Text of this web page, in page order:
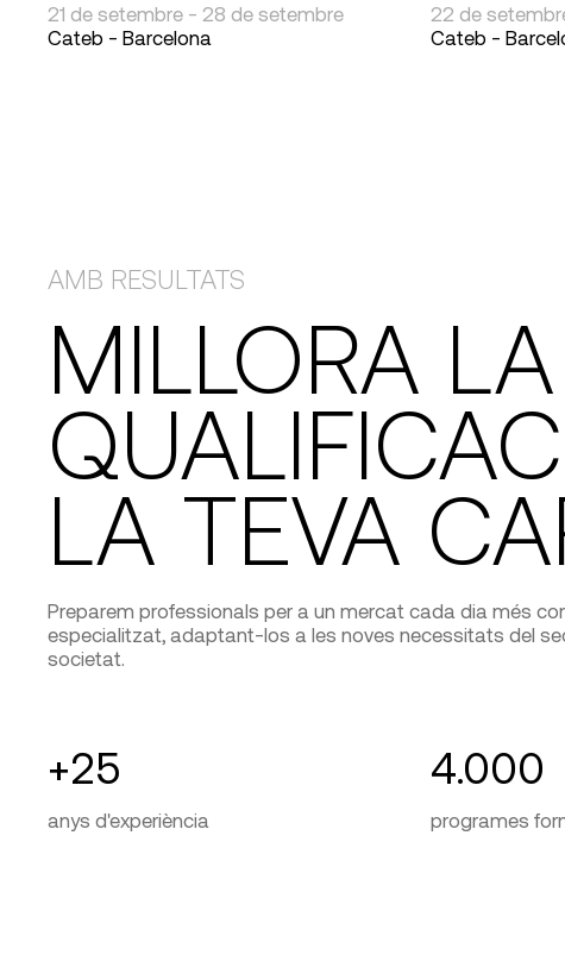
21 de setembre - 28 de setembre
Cateb - Barcelona
22 de
Cateb -
AMB RESULTATS
MILLORA
LA TEVA
Preparem professionals per a un mercat cada dia més
especialitzat, adaptant-los a les noves necessitats del
societat.
+25
anys d'experiència
4.000
programes